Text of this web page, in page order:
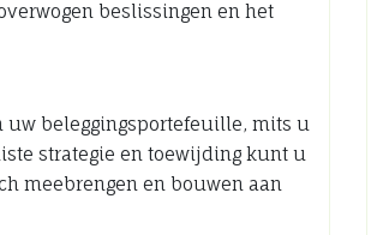
beslissingen en het
uw beleggingsportefeuille, mits u
strategie en toewijding kunt u
meebrengen en bouwen aan